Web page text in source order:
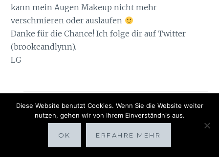
kann mein Augen Makeup nicht mehr
verschmieren oder auslaufen
Danke für die Chance! Ich folge dir auf Twitter
(brookeandlynn).
LG
sunnysideoflife
3. November 2017 at 7:51 Antworten
Diese Website benutzt Cookies. Wenn Sie die Website weiter
nutzen, gehen wir von Ihrem Einverständnis aus.
OK ERFAHRE MEHR